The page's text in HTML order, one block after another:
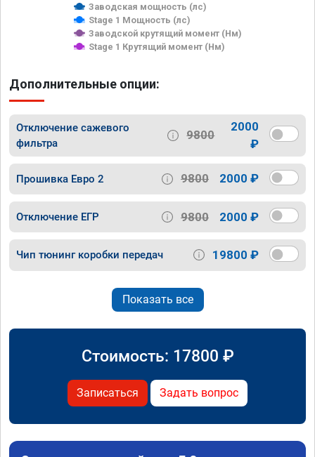
Заводская мощность (лс)
Stage 1 Мощность (лс)
Заводской крутящий момент (Нм)
Stage 1 Крутящий момент (Нм)
Дополнительные опции:
Отключение сажевого
фильтра
9800
2000
₽
Прошивка Евро 2 9800 2000 ₽
Отключение ЕГР 9800 2000 ₽
Чип тюнинг коробки передач 19800 ₽
Показать все
Стоимость: 17800 ₽
Записаться Задать вопрос